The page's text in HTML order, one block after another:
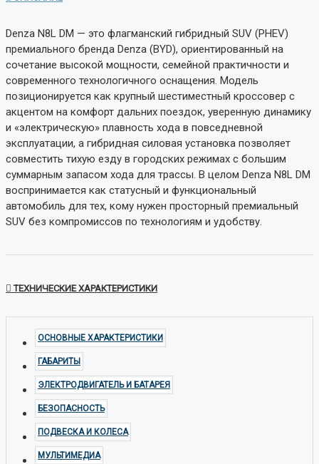
Denza N8L DM — это флагманский гибридный SUV (PHEV)
премиального бренда Denza (BYD), ориентированный на
сочетание высокой мощности, семейной практичности и
современного технологичного оснащения. Модель
позиционируется как крупный шестиместный кроссовер с
акцентом на комфорт дальних поездок, уверенную динамику
и «электрическую» плавность хода в повседневной
эксплуатации, а гибридная силовая установка позволяет
совместить тихую езду в городских режимах с большим
суммарным запасом хода для трассы. В целом Denza N8L DM
воспринимается как статусный и функциональный
автомобиль для тех, кому нужен просторный премиальный
SUV без компромиссов по технологиям и удобству.
ТЕХНИЧЕСКИЕ ХАРАКТЕРИСТИКИ
ОСНОВНЫЕ ХАРАКТЕРИСТИКИ
ГАБАРИТЫ
ЭЛЕКТРОДВИГАТЕЛЬ И БАТАРЕЯ
БЕЗОПАСНОСТЬ
ПОДВЕСКА И КОЛЕСА
МУЛЬТИМЕДИА